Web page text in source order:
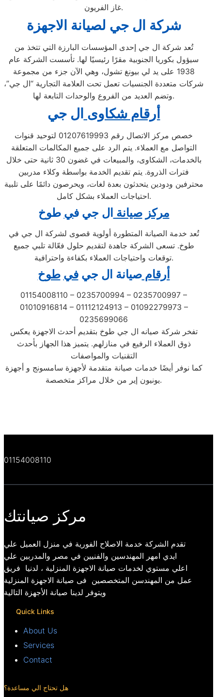
غاز الفريون.
شركة ال جي لصيانة الاجهزة
تُعد شركة ال جي إحدى المؤسسات البارزة التي تتخذ من
سيؤول بكوريا الجنوبية مقرًا رئيسيًا لها. تأسست الشركة عام
1938 على يد لي بيونغ تشول، وهي الآن جزء من مجموعة
شركات متعددة الجنسيات تعمل تحت العلامة التجارية “ال جي”،
وتضم العديد من الفروع والوحدات التابعة لها.
أرقام شكاوى ال جي
خصص مركز الاتصال رقم 01207619993 لتوحيد قنوات
التواصل مع العملاء. يتم الرد على جميع المكالمات المتعلقة
بالخدمات، الشكاوى، والمبيعات في غضون 30 ثانية حتى خلال
فترات الذروة. يتم تقديم الخدمة بواسطة وكلاء مدربين
محترفين ودودين يتحدثون بعدة لغات، ويحرصون دائمًا على تلبية
احتياجات العملاء بشكل كامل.
مركز صيانة ال جي في طوخ
تُعد خدمة الصيانة المتطورة أولوية قصوى لشركة ال جي في
طوخ. تسعى الشركة جاهدة لتقديم حلول فعّالة تلبي جميع
توقعات واحتياجات العملاء بكفاءة واحترافية.
أرقامصيانة ال جيفي طوخ
01154008110 – 0235700994 – 0235700997 –
01010916814 – 01112124913 – 01092279973 –
0235699066
تفخر شركة صيانه ال جي طوخ بتقديم أحدث الاجهزة يعكس
ذوق العملاء الرفيع في منازلهم. يتميز هذا الجهاز بأحدث
التقنيات والمواصفات
كما نوفر أيضًا خدمات صيانة متقدمة لأجهزة سامسونج و أجهزة
يونيون إير من خلال مراكز متخصصة.
01154008110
مركز صيانتك
تقدم الشركة خدمة الاصلاح الفورية في منزل العميل علي
ايدي امهر المهندسين والفنيين في مصر والمدربين علي
اعلي مستوي لخدمات صيانة الاجهزة المنزلية ، لدنيا فريق
عمل من المهندسن المتخصصين فى صيانة الاجهزة المنزلية
ويتوفر لدينا صيانة الأجهزة التالية
Quick Links
About Us
Services
Contact
هل تحتاج الي مساعدة؟